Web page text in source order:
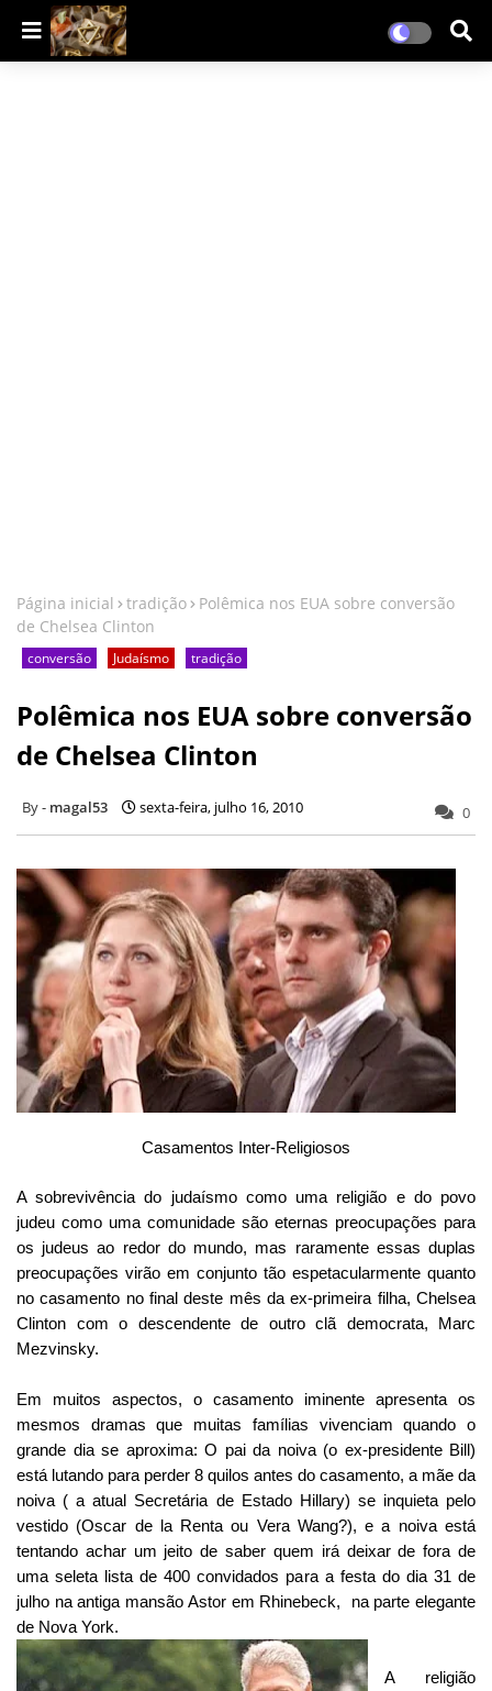
Página inicial tradição
Polêmica nos EUA sobre conversão
de Chelsea Clinton
conversão Judaísmo tradição
Polêmica nos EUA sobre conversão
de Chelsea Clinton
magal53 sexta-feira, julho 16, 2010 0
Casamentos Inter-Religiosos
A sobrevivência do judaísmo como uma religião e do povo
judeu como uma comunidade são eternas preocupações para
os judeus ao redor do mundo, mas raramente essas duplas
preocupações virão em conjunto tão espetacularmente quanto
no casamento no final deste mês da ex-primeira filha, Chelsea
Clinton com o descendente de outro clã democrata, Marc
Mezvinsky.
Em muitos aspectos, o casamento iminente apresenta os
mesmos dramas que muitas famílias vivenciam quando o
grande dia se aproxima: O pai da noiva (o ex-presidente Bill)
está lutando para perder 8 quilos antes do casamento, a mãe da
noiva ( a atual Secretária de Estado Hillary) se inquieta pelo
vestido (Oscar de la Renta ou Vera Wang?), e a noiva está
tentando achar um jeito de saber quem irá deixar de fora de
uma seleta lista de 400 convidados para a festa do dia 31 de
julho na antiga mansão Astor em Rhinebeck, na parte elegante
de Nova York.
A religião